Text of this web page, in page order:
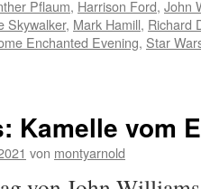
Pflaum, Harrison Ford, John
Skywalker, Mark Hamill, Richard
Enchanted Evening, Star
Kamelle vom
von montyarnold